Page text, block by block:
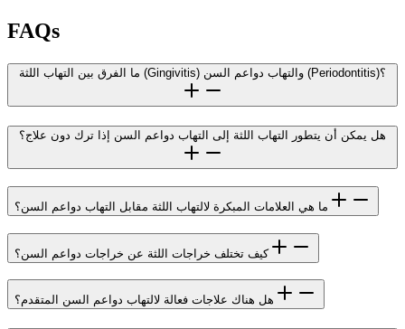
FAQs
ما الفرق بين التهاب اللثة (Gingivitis) والتهاب دواعم السن (Periodontitis)؟
هل يمكن أن يتطور التهاب اللثة إلى التهاب دواعم السن إذا ترك دون علاج؟
ما هي العلامات المبكرة لالتهاب اللثة مقابل التهاب دواعم السن؟
كيف تختلف خراجات اللثة عن خراجات دواعم السن؟
هل هناك علاجات فعالة لالتهاب دواعم السن المتقدم؟